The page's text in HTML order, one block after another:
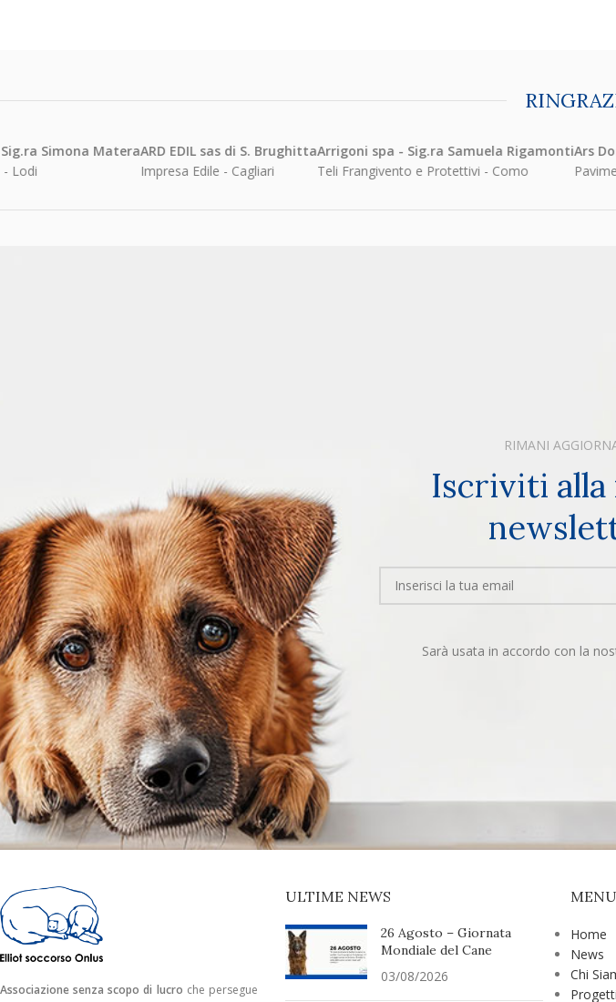
MateraARD EDIL sas di S. Brughitta
Impresa Edile - Cagliari
Arrigoni spa - Sig.ra Samuela Rigamonti
Teli Frangivento e Protettivi - Como
Ars Domus -
Pavimentazione,
RIMANI
Iscriviti alla
Sarà usata in accordo con la
Associazione senza scopo di lucro che persegue
ULTIME NEWS
26 Agosto – Giornata
Mondiale del Cane
03/08/2026
MENU
Home
News
Chi
Progetti